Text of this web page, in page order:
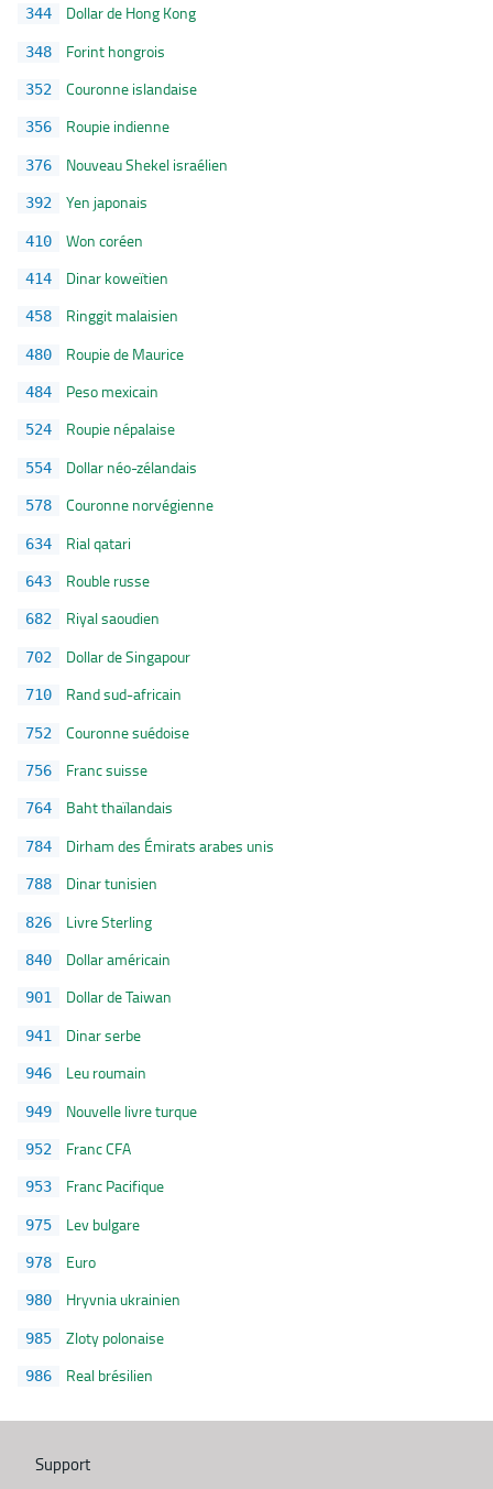
344 Dollar de Hong Kong
348 Forint hongrois
352 Couronne islandaise
356 Roupie indienne
376 Nouveau Shekel israélien
392 Yen japonais
410 Won coréen
414 Dinar koweïtien
458 Ringgit malaisien
480 Roupie de Maurice
484 Peso mexicain
524 Roupie népalaise
554 Dollar néo-zélandais
578 Couronne norvégienne
634 Rial qatari
643 Rouble russe
682 Riyal saoudien
702 Dollar de Singapour
710 Rand sud-africain
752 Couronne suédoise
756 Franc suisse
764 Baht thaïlandais
784 Dirham des Émirats arabes unis
788 Dinar tunisien
826 Livre Sterling
840 Dollar américain
901 Dollar de Taiwan
941 Dinar serbe
946 Leu roumain
949 Nouvelle livre turque
952 Franc CFA
953 Franc Pacifique
975 Lev bulgare
978 Euro
980 Hryvnia ukrainien
985 Zloty polonaise
986 Real brésilien
Support